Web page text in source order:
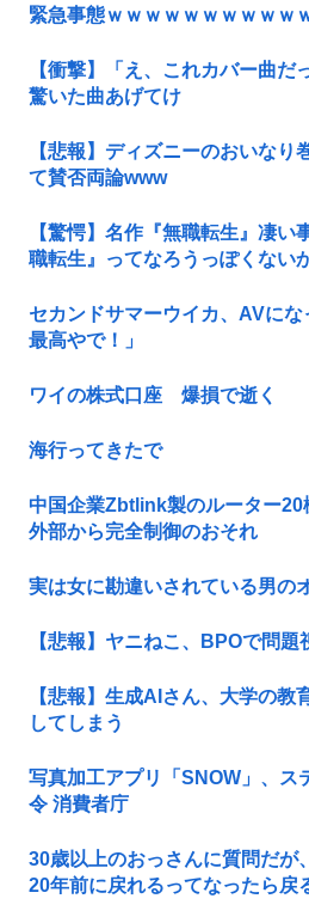
緊急事態ｗｗｗｗｗｗｗｗｗｗ
【衝撃】「え、これカバー曲だ
驚いた曲あげてけ
【悲報】ディズニーのおいなり
て賛否両論www
【驚愕】名作『無職転生』凄い
職転生』ってなろうっぽくない
セカンドサマーウイカ、AVに
最高やで！」
ワイの株式口座 爆損で逝く
海行ってきたで
中国企業Zbtlink製のルーター
外部から完全制御のおそれ
実は女に勘違いされている男の
【悲報】ヤニねこ、BPOで問題
【悲報】生成AIさん、大学の教
してしまう
写真加工アプリ「SNOW」、ス
令 消費者庁
30歳以上のおっさんに質問だが
20年前に戻れるってなったら戻